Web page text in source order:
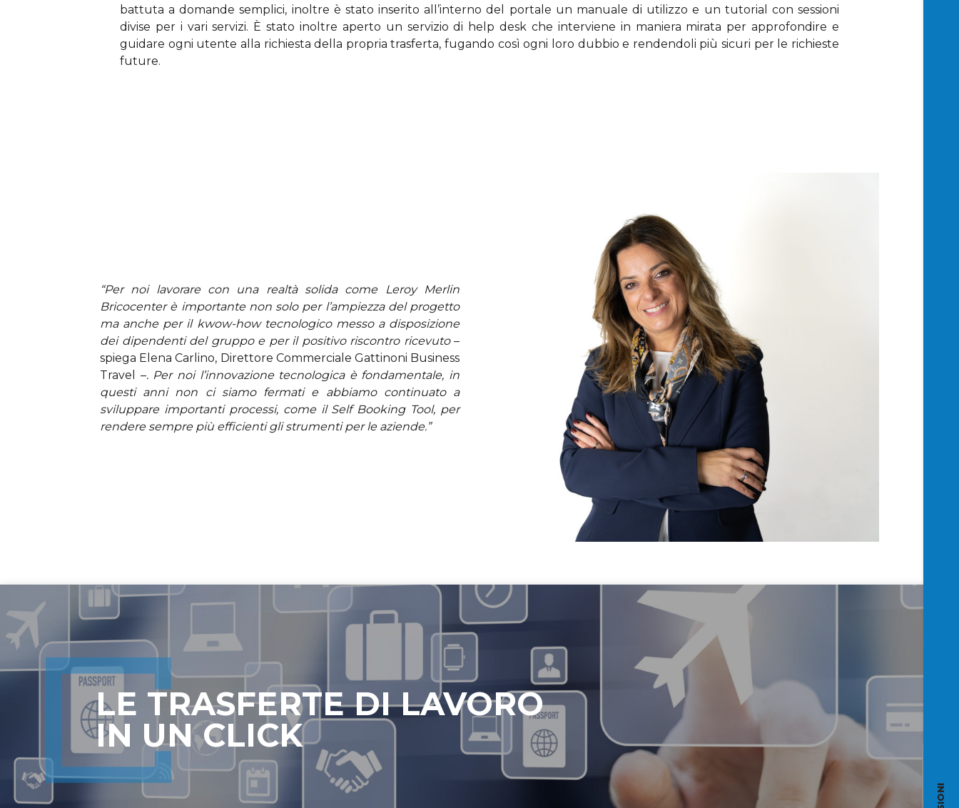
battuta a domande semplici, inoltre è stato inserito all’interno del portale un manuale di utilizzo e un tutorial con sessioni
divise per i vari servizi. È stato inoltre aperto un servizio di help desk che interviene in maniera mirata per approfondire e
guidare ogni utente alla richiesta della propria trasferta, fugando così ogni loro dubbio e rendendoli più sicuri per le richieste
future.
“Per noi lavorare con una realtà solida come Leroy Merlin
Bricocenter è importante non solo per l’ampiezza del progetto
ma anche per il kwow-how tecnologico messo a disposizione
dei dipendenti del gruppo e per il positivo riscontro ricevuto –
spiega Elena Carlino, Direttore Commerciale Gattinoni Business
Travel –. Per noi l’innovazione tecnologica è fondamentale, in
questi anni non ci siamo fermati e abbiamo continuato a
sviluppare importanti processi, come il Self Booking Tool, per
rendere sempre più efficienti gli strumenti per le aziende.”
LE TRASFERTE DI LAVORO
IN UN CLICK